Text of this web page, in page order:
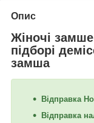
Опис
Жіночі
підборі
замша
Відправка
Відправка